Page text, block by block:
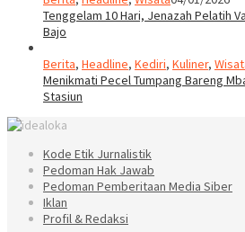
Tenggelam 10 Hari, Jenazah Pelatih
Bajo
Berita, Headline, Kediri, Kuliner,
Menikmati Pecel Tumpang Bareng
Stasiun
Kode Etik Jurnalistik
Pedoman Hak Jawab
Pedoman Pemberitaan Media Siber
Iklan
Profil & Redaksi